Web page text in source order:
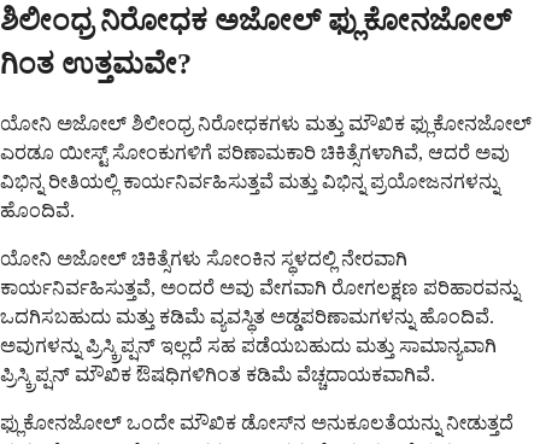
ಶಿಲೀಂಧ್ರ ನಿರೋಧಕ ಅಜೋಲ್ ಫ್ಲುಕೋನಜೋಲ್
ಗಿಂತ ಉತ್ತಮವೇ?
ಯೋನಿ ಅಜೋಲ್ ಶಿಲೀಂಧ್ರ ನಿರೋಧಕಗಳು ಮತ್ತು ಮೌಖಿಕ ಫ್ಲುಕೋನಜೋಲ್
ಎರಡೂ ಯೀಸ್ಟ್ ಸೋಂಕುಗಳಿಗೆ ಪರಿಣಾಮಕಾರಿ ಚಿಕಿತ್ಸೆಗಳಾಗಿವೆ, ಆದರೆ ಅವು
ವಿಭಿನ್ನ ರೀತಿಯಲ್ಲಿ ಕಾರ್ಯನಿರ್ವಹಿಸುತ್ತವೆ ಮತ್ತು ವಿಭಿನ್ನ ಪ್ರಯೋಜನಗಳನ್ನು
ಹೊಂದಿವೆ.
ಯೋನಿ ಅಜೋಲ್ ಚಿಕಿತ್ಸೆಗಳು ಸೋಂಕಿನ ಸ್ಥಳದಲ್ಲಿ ನೇರವಾಗಿ
ಕಾರ್ಯನಿರ್ವಹಿಸುತ್ತವೆ, ಅಂದರೆ ಅವು ವೇಗವಾಗಿ ರೋಗಲಕ್ಷಣ ಪರಿಹಾರವನ್ನು
ಒದಗಿಸಬಹುದು ಮತ್ತು ಕಡಿಮೆ ವ್ಯವಸ್ಥಿತ ಅಡ್ಡಪರಿಣಾಮಗಳನ್ನು ಹೊಂದಿವೆ.
ಅವುಗಳನ್ನು ಪ್ರಿಸ್ಕ್ರಿಪ್ಷನ್ ಇಲ್ಲದೆ ಸಹ ಪಡೆಯಬಹುದು ಮತ್ತು ಸಾಮಾನ್ಯವಾಗಿ
ಪ್ರಿಸ್ಕ್ರಿಪ್ಷನ್ ಮೌಖಿಕ ಔಷಧಿಗಳಿಗಿಂತ ಕಡಿಮೆ ವೆಚ್ಚದಾಯಕವಾಗಿವೆ.
ಫ್ಲುಕೋನಜೋಲ್ ಒಂದೇ ಮೌಖಿಕ ಡೋಸ್‌ನ ಅನುಕೂಲತೆಯನ್ನು ನೀಡುತ್ತದೆ